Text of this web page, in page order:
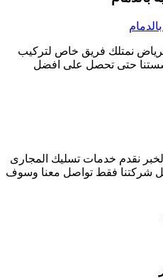
نمتلك فريق خاص لتركيب
حتى تحصل على افضل
نقدم خدمات تسليك المجارى
شركتنا فقط تواصل معنا وسوف